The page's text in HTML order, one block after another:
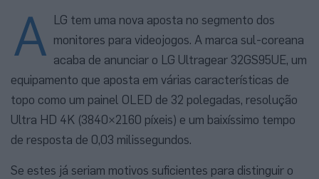
A LG tem uma nova aposta no segmento dos
monitores para videojogos. A marca sul-coreana
acaba de anunciar o LG Ultragear 32GS95UE, um
equipamento que aposta em várias características de
topo como um painel OLED de 32 polegadas, resolução
Ultra HD 4K (3840×2160 píxeis) e um baixíssimo tempo
de resposta de 0,03 milissegundos.
Se estes já seriam motivos suficientes para distinguir o